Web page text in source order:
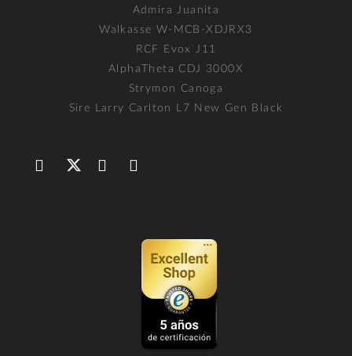
Admira Juanita
Walkasse W-MCB-XDJRX3
RCF Evox J11
AlphaTheta CDJ 3000X
Strymon Canoga
Sire Larry Carlton L7 New Gen Black